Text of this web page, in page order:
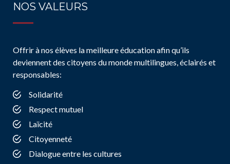
NOS VALEURS
Offrir à nos élèves la meilleure éducation afin qu’ils
deviennent des citoyens du monde multilingues, éclairés et
responsables:
Solidarité
Respect mutuel
Laïcité
Citoyenneté
Dialogue entre les cultures